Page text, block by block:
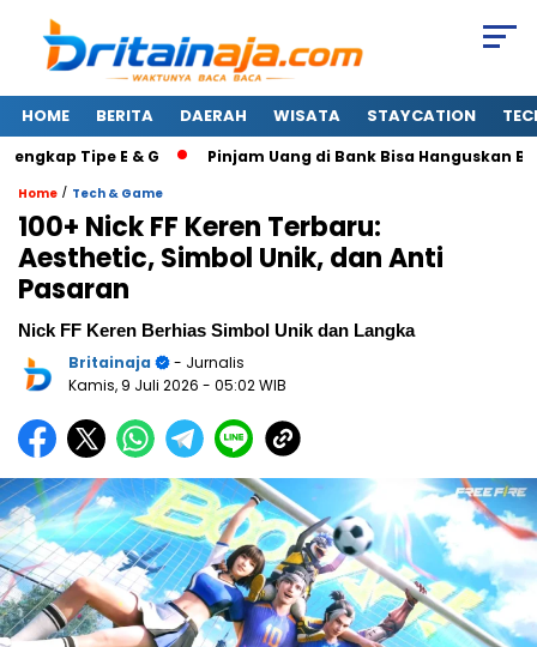
HOME BERITA DAERAH WISATA STAYCATION
Tipe E & G Pinjam Uang di Bank Bisa Hanguskan
Home / Tech & Game
100+ Nick FF Keren Terbaru:
Aesthetic, Simbol Unik, dan Anti
Pasaran
Nick FF Keren Berhias Simbol Unik dan Langka
Britainaja
- Jurnalis
Kamis, 9 Juli 2026 - 05:02 WIB